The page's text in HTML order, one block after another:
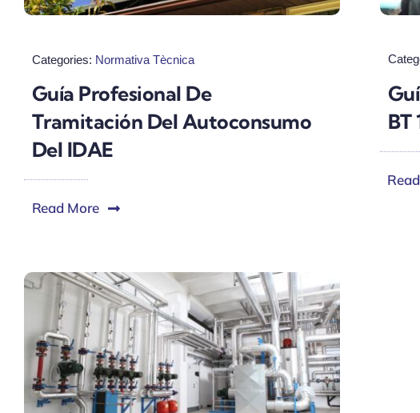
Categories: Normativa Tècnica
Guía Profesional De
Tramitación Del Autoconsumo
Del IDAE
Read More
BT